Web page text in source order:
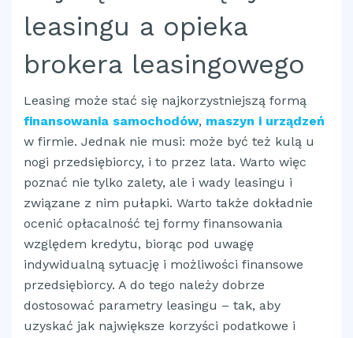
leasingu a opieka
brokera leasingowego
Leasing może stać się najkorzystniejszą formą
finansowania samochodów, maszyn i urządzeń
w firmie. Jednak nie musi: może być też kulą u
nogi przedsiębiorcy, i to przez lata. Warto więc
poznać nie tylko zalety, ale i wady leasingu i
związane z nim pułapki. Warto także dokładnie
ocenić opłacalność tej formy finansowania
względem kredytu, biorąc pod uwagę
indywidualną sytuację i możliwości finansowe
przedsiębiorcy. A do tego należy dobrze
dostosować parametry leasingu – tak, aby
uzyskać jak największe korzyści podatkowe i